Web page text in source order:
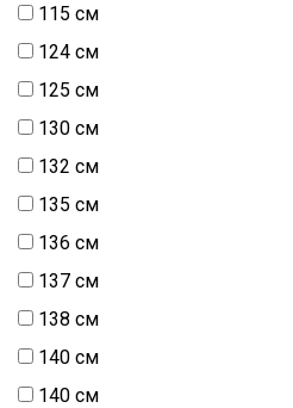
115 см
124 см
125 см
130 см
132 см
135 см
136 см
137 см
138 см
140 см
140 см